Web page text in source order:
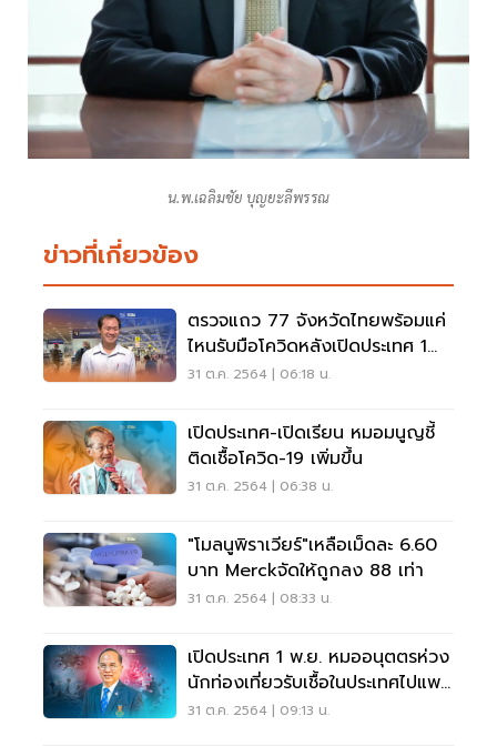
น.พ.เฉลิมชัย บุญยะลีพรรณ
ข่าวที่เกี่ยวข้อง
ตรวจแถว 77 จังหวัดไทยพร้อมแค่
ไหนรับมือโควิดหลังเปิดประเทศ 1
พ.ย.
31 ต.ค. 2564 | 06:18 น.
เปิดประเทศ-เปิดเรียน หมอมนูญชี้
ติดเชื้อโควิด-19 เพิ่มขึ้น
31 ต.ค. 2564 | 06:38 น.
"โมลนูพิราเวียร์"เหลือเม็ดละ 6.60
บาท Merckจัดให้ถูกลง 88 เท่า
31 ต.ค. 2564 | 08:33 น.
เปิดประเทศ 1 พ.ย. หมออนุตตรห่วง
นักท่องเที่ยวรับเชื้อในประเทศไปแพร่
ต่อ
31 ต.ค. 2564 | 09:13 น.